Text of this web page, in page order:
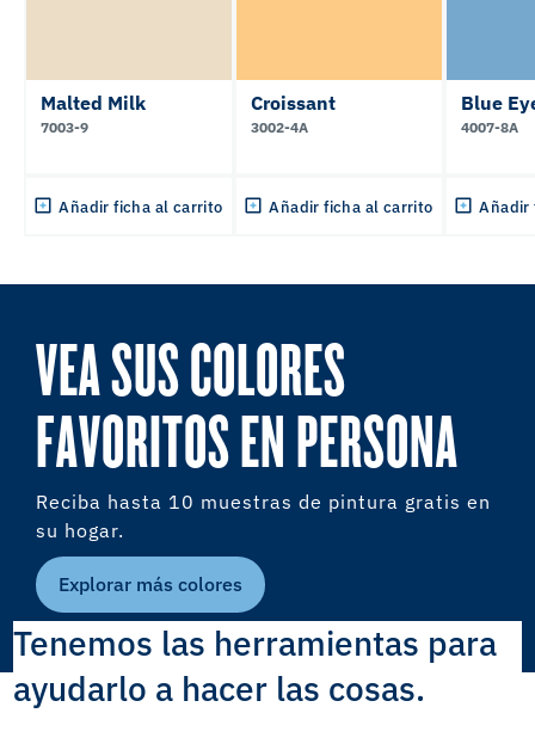
Malted Milk
7003-9
Añadir ficha al carrito
Croissant
3002-4A
Añadir ficha al carrito
Blue
4007-8A
Añadir
VEA SUS COLORES
FAVORITOS EN PERSONA
Reciba hasta 10 muestras de pintura gratis en
su hogar.
Explorar más colores
Tenemos las herramientas para
ayudarlo a hacer las cosas.